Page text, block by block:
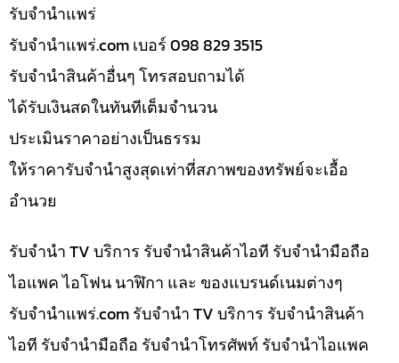
รับจํานำแพร่
รับจํานําแพร่.com เบอร์ 098 829 3515
รับจำนำสินค้าอื่นๆ โทรสอบถามได้
ได้รับเงินสดในทันทีเต็มจำนวน
ประเมินราคาอย่างเป็นธรรม
ให้ราคารับจำนำสูงสุดเท่าที่สภาพของทรัพย์จะเอื้อ
อำนวย
รับจำนำ TV บริการ รับจำนำสินค้าไอที รับจำนำมือถือ
ไอแพค ไอโฟน นาฬิกา และ ของแบรนด์เนมต่างๆ
รับจํานําแพร่.com รับจำนำ TV บริการ รับจำนำสินค้า
ไอที รับจำนำมือถือ รับจำนำโทรศัพท์ รับจำนำไอแพค